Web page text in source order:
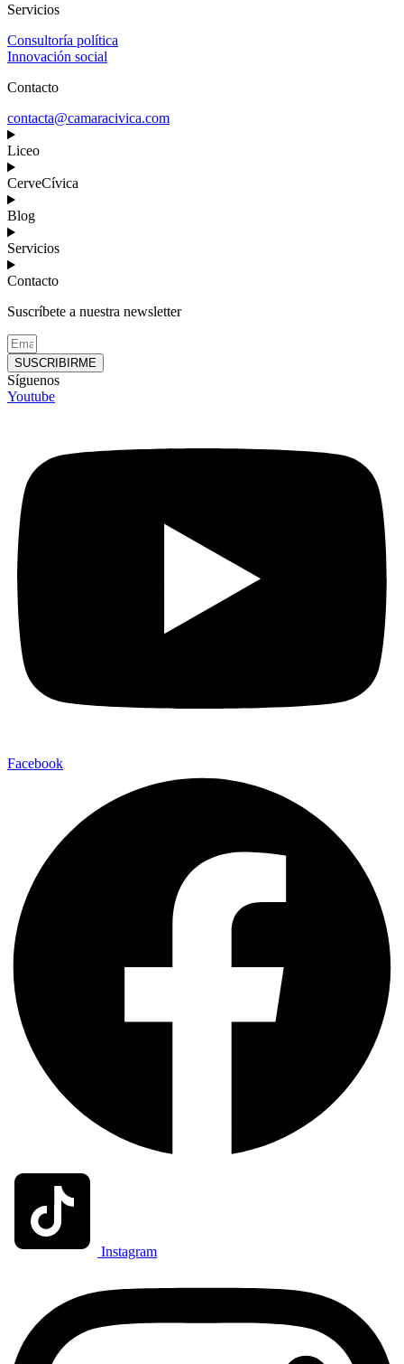
Servicios
Consultoría política
Innovación social
Contacto
contacta@camaracivica.com
Liceo
CerveCívica
Blog
Servicios
Contacto
Suscríbete a nuestra newsletter
SUSCRIBIRME
Síguenos
Youtube
Facebook
Instagram